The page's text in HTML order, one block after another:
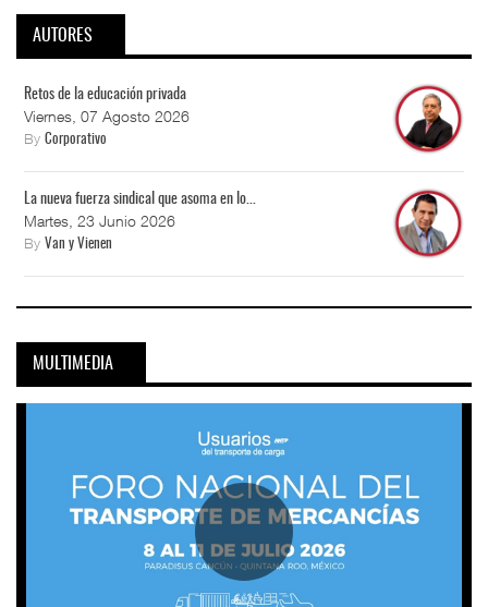
AUTORES
Retos de la educación privada
Viernes, 07 Agosto 2026
By Corporativo
La nueva fuerza sindical que asoma en lo...
Martes, 23 Junio 2026
By Van y Vienen
MULTIMEDIA